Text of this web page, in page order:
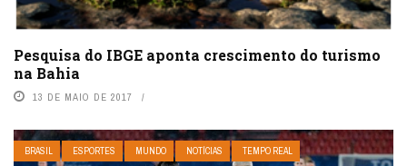
Pesquisa do IBGE aponta crescimento do turismo
na Bahia
13 DE MAIO DE 2017
BRASIL ESPORTES MUNDO NOTÍCIAS TEMPO REAL